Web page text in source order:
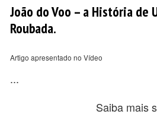
João do Voo – a História de
Roubada.
Artigo apresentado no Vídeo
...
Saiba mais